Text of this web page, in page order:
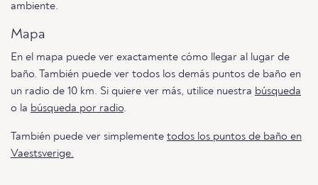
ambiente.
Mapa
En el mapa puede ver exactamente cómo llegar al lugar de
baño. También puede ver todos los demás puntos de baño en
un radio de 10 km. Si quiere ver más, utilice nuestra búsqueda
o la búsqueda por radio.
También puede ver simplemente todos los puntos de baño en
Vaestsverige.